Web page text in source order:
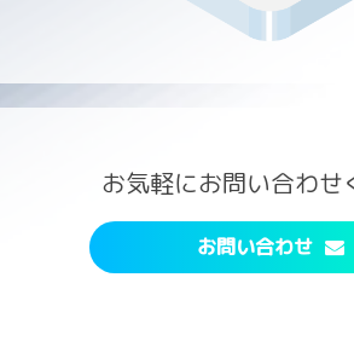
お気軽にお問い合わせ
お問い合わせ